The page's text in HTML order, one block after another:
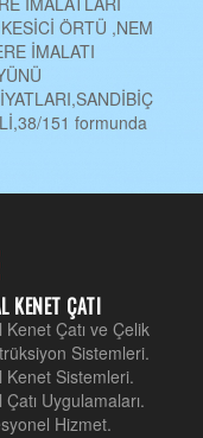
ÖRTÜ ,NEM
İMALATI
151 formunda
KENET ÇATI
Kenet Çatı ve Çelik
Sistemleri.
Kenet Sistemleri.
Çatı Uygulamaları.
Hizmet.